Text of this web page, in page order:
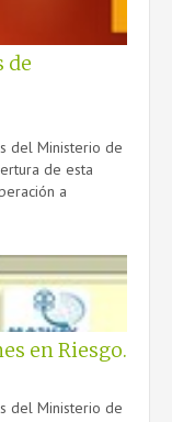
de
del Ministerio de
de esta
a
en Riesgo.
del Ministerio de